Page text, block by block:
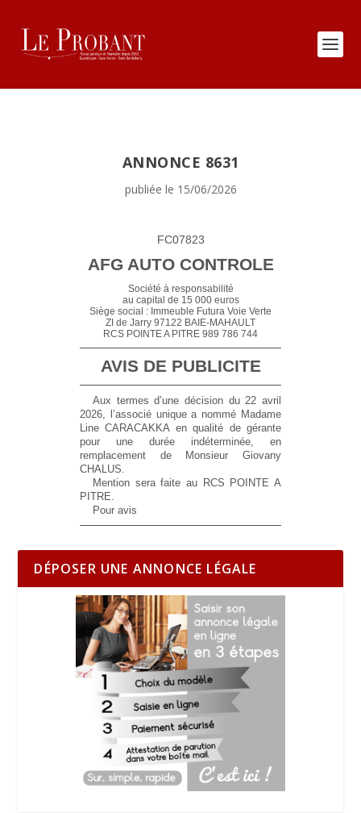
ANNONCE 8631
publiée le 15/06/2026
FC07823
AFG AUTO CONTROLE
Société à responsabilité
au capital de 15 000 euros
Siège social : Immeuble Futura Voie Verte
ZI de Jarry 97122 BAIE-MAHAULT
RCS POINTE A PITRE 989 786 744
AVIS DE PUBLICITE
Aux termes d’une décision du 22 avril
2026, l’associé unique a nommé Madame
Line CARACAKKA en qualité de gérante
pour une durée indéterminée, en
remplacement de Monsieur Giovany
CHALUS.
Mention sera faite au RCS POINTE A
PITRE.
Pour avis
DÉPOSER UNE ANNONCE LÉGALE